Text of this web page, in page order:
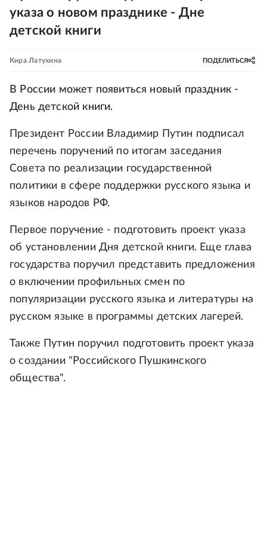
указа о новом празднике - Дне
детской книги
Кира Латухина ПОДЕЛИТЬСЯ
В России может появиться новый праздник -
День детской книги.
Президент России Владимир Путин подписал
перечень поручений по итогам заседания
Совета по реализации государственной
политики в сфере поддержки русского языка и
языков народов РФ.
Первое поручение - подготовить проект указа
об установлении Дня детской книги. Еще глава
государства поручил представить предложения
о включении профильных смен по
популяризации русского языка и литературы на
русском языке в программы детских лагерей.
Также Путин поручил подготовить проект указа
о создании "Российского Пушкинского
общества".